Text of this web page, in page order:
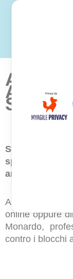
Surbo
Stai
amministrativi
Allora, ti
online oppure
Monardo,
contro i blocchi